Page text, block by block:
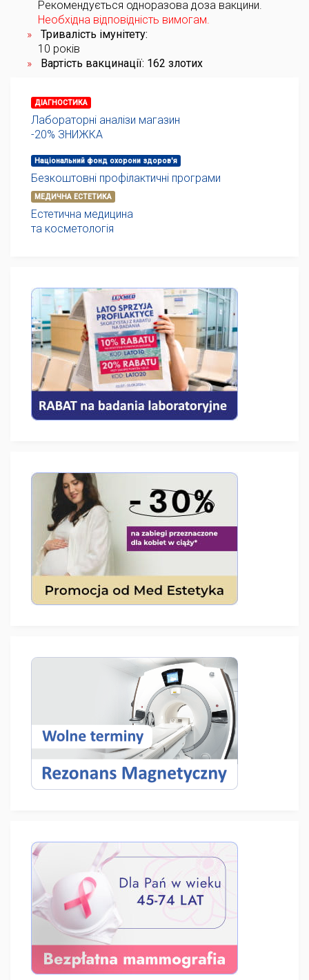
Рекомендується одноразова доза вакцини.
Необхідна відповідність вимогам.
Тривалість імунітету:
10 років
Вартість вакцинації: 162 злотих
ДІАГНОСТИКА
Лабораторні аналізи магазин
-20% ЗНИЖКА
Національний фонд охорони здоров'я
Безкоштовні профілактичні програми
МЕДИЧНА ЕСТЕТИКА
Естетична медицина
та косметологія